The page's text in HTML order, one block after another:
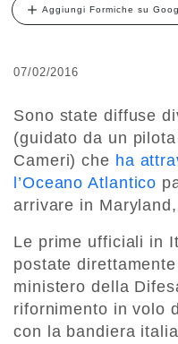
Aggiungi Formiche su
07/02/2016
Sono state diffuse
(guidato da un
Cameri) che ha
l’Oceano Atlantico
arrivare in
Le prime ufficiali in
postate
ministero della
rifornimento in volo
con la bandiera